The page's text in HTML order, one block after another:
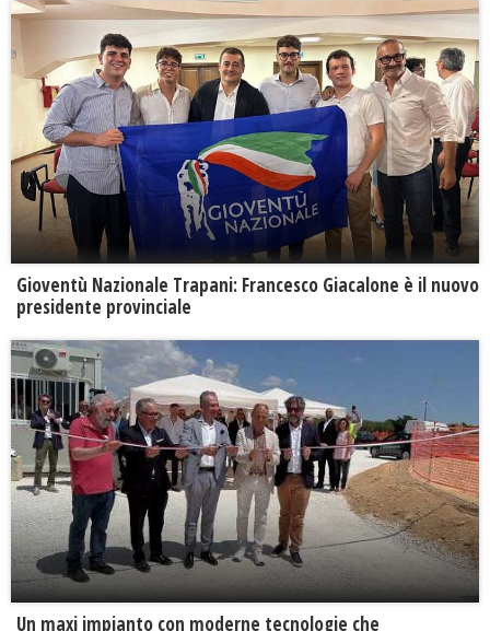
Gioventù Nazionale Trapani: Francesco Giacalone è il nuovo
presidente provinciale
Un maxi impianto con moderne tecnologie che